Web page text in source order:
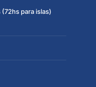
para islas)